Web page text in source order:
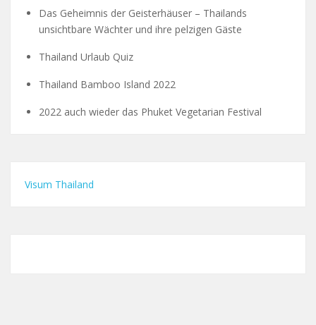
Das Geheimnis der Geisterhäuser – Thailands
unsichtbare Wächter und ihre pelzigen Gäste
Thailand Urlaub Quiz
Thailand Bamboo Island 2022
2022 auch wieder das Phuket Vegetarian Festival
Visum Thailand